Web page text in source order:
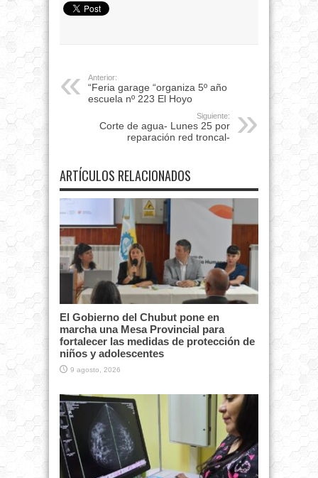
Anterior:
“Feria garage “organiza 5º año
escuela nº 223 El Hoyo
Siguiente:
Corte de agua- Lunes 25 por
reparación red troncal-
ARTÍCULOS RELACIONADOS
El Gobierno del Chubut pone en
marcha una Mesa Provincial para
fortalecer las medidas de protección de
niños y adolescentes
9 agosto, 2026